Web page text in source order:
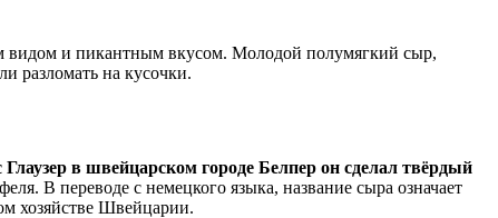
видом и пикантным вкусом. Молодой полумягкий сыр,
разломать на кусочки.
в швейцарском городе Белпер он сделал твёрдый
В переводе с немецкого языка, название сыра означает
хозяйстве Швейцарии.